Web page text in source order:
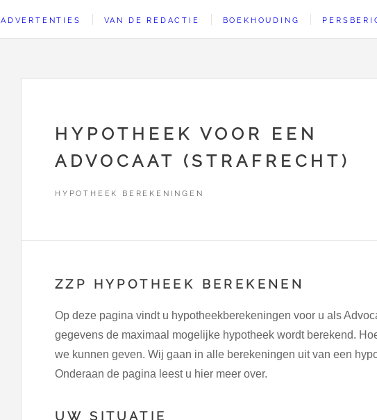
ADVERTENTIES VAN DE REDACTIE BOEKHOUDING
HYPOTHEEK VOOR EEN
ADVOCAAT (STRAFRECHT)
HYPOTHEEK BEREKENINGEN
ZZP HYPOTHEEK BEREKENEN
Op deze pagina vindt u hypotheekberekeningen voor u als
gegevens de maximaal mogelijke hypotheek wordt berekend.
we kunnen geven. Wij gaan in alle berekeningen uit van een
Onderaan de pagina leest u hier meer over.
UW SITUATIE